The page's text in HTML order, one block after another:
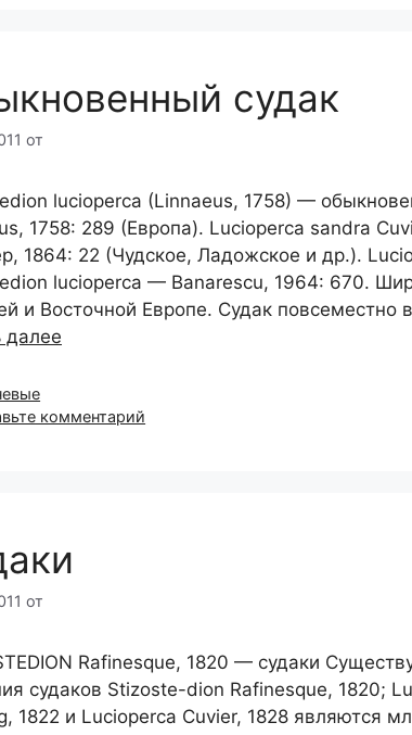
судак
от
lucioperca (Linnaeus, 1758) —
1758: 289 (Европа). Lucioperca sandra
1864: 22 (Чудское, Ладожское и др.).
lucioperca — Banarescu, 1964: 670.
и Восточной Европе. Судак повсеместно
далее
комментарий
от
Rafinesque, 1820 — судаки
судаков Stizoste-dion Rafinesque, 1820;
1822 и Lucioperca Cuvier, 1828 являются